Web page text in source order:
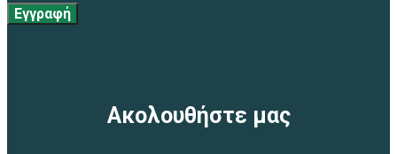
Εγγραφή
Ακολουθήστε μας